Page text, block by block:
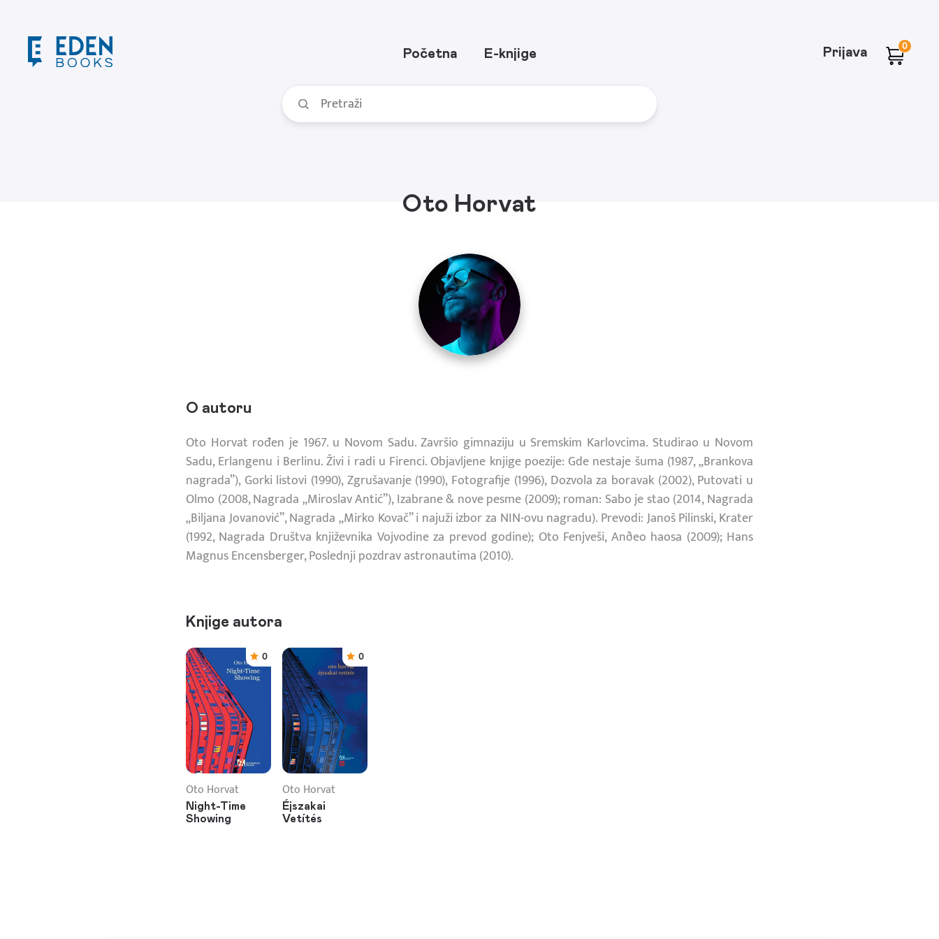
Početna E-knjige Prijava 0
Oto Horvat
O autoru
Oto Horvat rođen je 1967. u Novom Sadu. Završio gimnaziju u Sremskim Karlovcima. Studirao u Novom
Sadu, Erlangenu i Berlinu. Živi i radi u Firenci. Objavljene knjige poezije: Gde nestaje šuma (1987, „Brankova
nagrada”), Gorki listovi (1990), Zgrušavanje (1990), Fotografije (1996), Dozvola za boravak (2002), Putovati u
Olmo (2008, Nagrada „Miroslav Antić”), Izabrane & nove pesme (2009); roman: Sabo je stao (2014, Nagrada
„Biljana Jovanović”, Nagrada „Mirko Kovač” i najuži izbor za NIN-ovu nagradu). Prevodi: Janoš Pilinski, Krater
(1992, Nagrada Društva književnika Vojvodine za prevod godine); Oto Fenjveši, Anðeo haosa (2009); Hans
Magnus Encensberger, Poslednji pozdrav astronautima (2010).
Knjige autora
0
Oto Horvat
Night-Time
Showing
0
Oto Horvat
Éjszakai
Vetítés